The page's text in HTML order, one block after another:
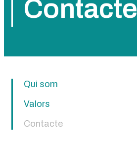
Contacte
Qui som
Valors
Contacte